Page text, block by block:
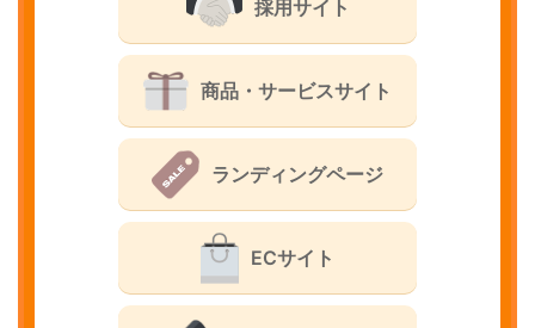
採用サイト
商品・サービスサイト
ランディングページ
ECサイト